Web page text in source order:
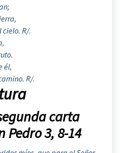
R/.
él,
R/.
carta
Pedro 3, 8-14